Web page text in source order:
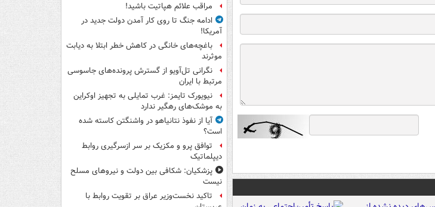
مراقب علائم هپاتیت باشید!
ادامه جنگ تا روی کار آمدن دولت جدید در
آمریکا!
باغچه‌های خانگی در کاهش خطر ابتلا به دیابت
موثرند
نگرانی تل‌آویو از گسترش پرونده‌های جاسوسی
مرتبط با ایران
نیویورک تایمز: غرب تمایلی به تجهیز اوکراین
به موشک‌های رهگیر ندارد
آیا از نفوذ نتانیاهو در واشنگتن کاسته شده
است؟
توافق پرو و مکزیک بر سر ازسرگیری روابط
دیپلماتیک
پزشکیان: شکافی بین دولت و نیروهای مسلح
نیست
تاکید نخست‌وزیر عراق بر تقویت روابط با